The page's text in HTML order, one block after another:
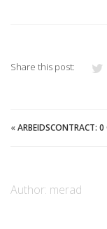
Share this post:
«ARBEIDSCONTRACT: 0
Author: merad